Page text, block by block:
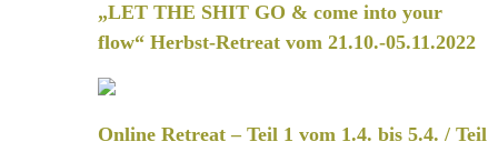
„LET THE SHIT GO & come into your
flow“ Herbst-Retreat vom 21.10.-05.11.2022
Online Retreat – Teil 1 vom 1.4. bis 5.4. / Teil